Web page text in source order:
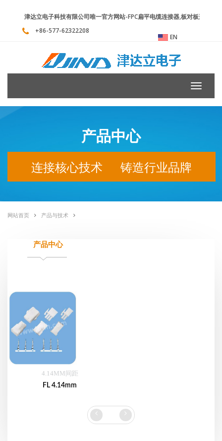
津达立电子科技有限公司唯一官方网站-FPC扁平电缆连接器,板对板连接器,
+86-577-62322208
EN
Toggle
产品中心
连接核心技术 铸造行业品牌
网站首页 产品与技术
产品中心
4.14MM间距
FL 4.14mm